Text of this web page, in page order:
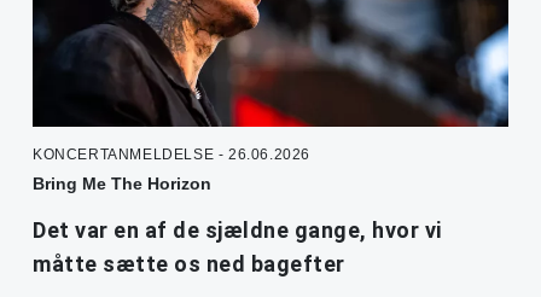
KONCERTANMELDELSE - 26.06.2026
Bring Me The Horizon
Det var en af de sjældne gange, hvor vi
måtte sætte os ned bagefter